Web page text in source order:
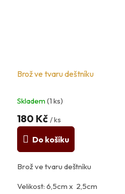
Brož ve tvaru deštníku
Skladem(1 ks)
180 Kč / ks
Do košíku
Brož ve tvaru deštníku
Velikost: 6,5cm x 2,5cm